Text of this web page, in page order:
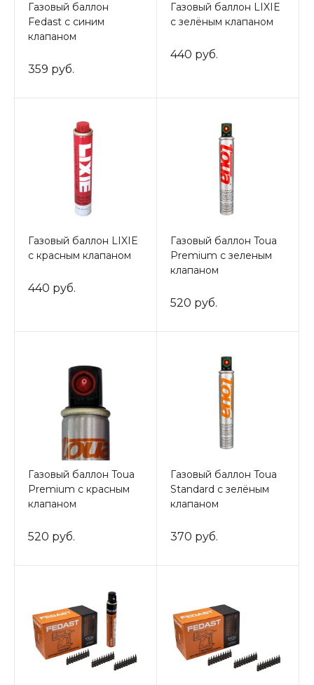
Газовый баллон
Fedast с синим
клапаном
359 руб.
Газовый баллон LIXIE
с зелёным клапаном
440 руб.
Газовый баллон LIXIE
с красным клапаном
440 руб.
Газовый баллон Toua
Premium с зеленым
клапаном
520 руб.
Газовый баллон Toua
Premium с красным
клапаном
520 руб.
Газовый баллон Toua
Standard с зелёным
клапаном
370 руб.